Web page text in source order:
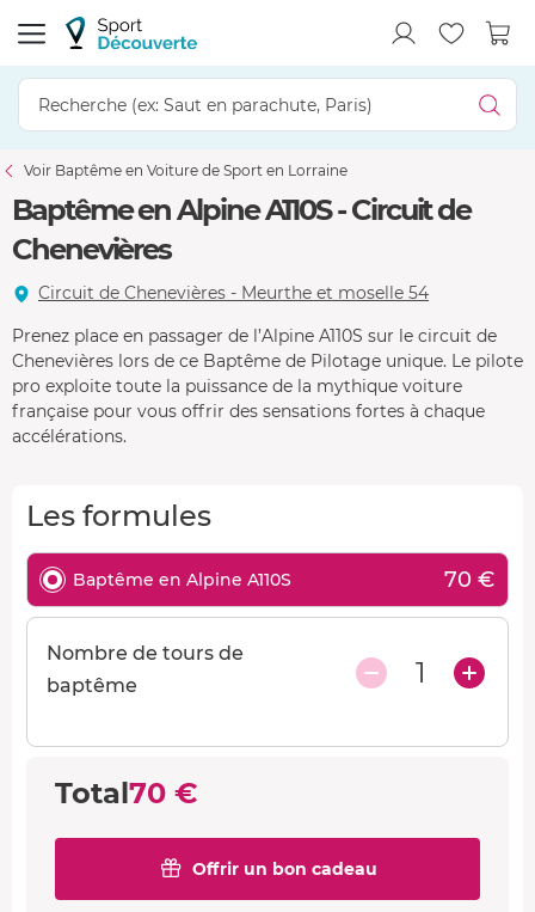
Voir Baptême en Voiture de Sport en Lorraine
Baptême en Alpine A110S - Circuit de
Chenevières
Circuit de Chenevières - Meurthe et moselle 54
Prenez place en passager de l’Alpine A110S sur le circuit de
Chenevières lors de ce Baptême de Pilotage unique. Le pilote
pro exploite toute la puissance de la mythique voiture
française pour vous offrir des sensations fortes à chaque
accélérations.
Les formules
Baptême en Alpine A110S 70 €
Nombre de tours de
baptême
1
Total70 €
Offrir un bon cadeau